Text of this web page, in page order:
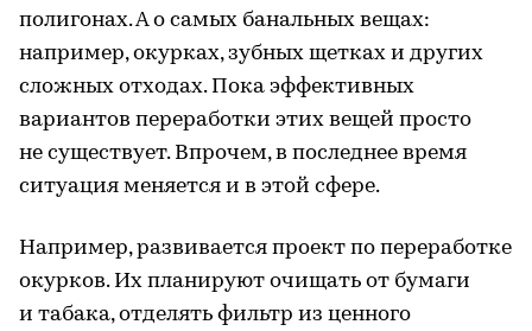
полигонах. А о самых банальных вещах:
например, окурках, зубных щетках и других
сложных отходах. Пока эффективных
вариантов переработки этих вещей просто
не существует. Впрочем, в последнее время
ситуация меняется и в этой сфере.
Например, развивается проект по переработке
окурков. Их планируют очищать от бумаги
и табака, отделять фильтр из ценного